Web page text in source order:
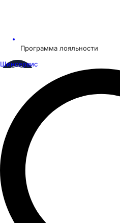
Программа лояльности
Шинсервис